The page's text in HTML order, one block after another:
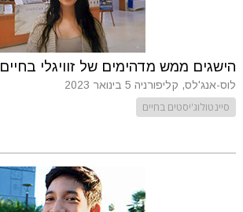
הישגים ממש מדהימים של זוויגלי בחיים
לוס-אנג'לס, קליפורניה 5 בינואר 2023
סיינטולוג'יסטים בחיים